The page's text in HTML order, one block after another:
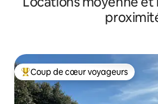
Coups de cœur voyageurs les plus
Coup de cœur voyageurs